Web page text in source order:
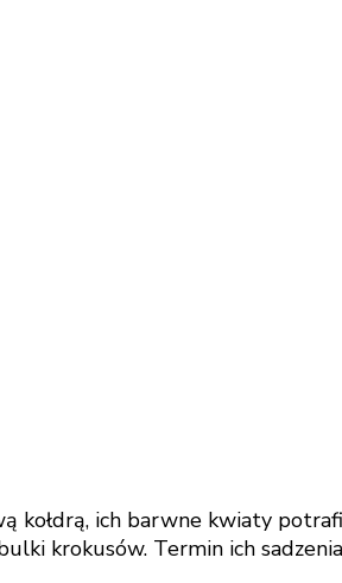
kołdrą, ich barwne kwiaty
krokusów. Termin ich